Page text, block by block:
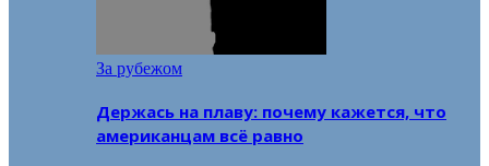
За рубежом
Держась на плаву: почему кажется, что
американцам всё равно